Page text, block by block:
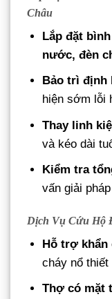
Châu
Lắp đặt
nước, đèn
Bảo trì định
hiện sớm lỗi
Thay linh
và kéo dài
Kiểm tra
vấn giải
Dịch Vụ Cứu Hộ
Hỗ trợ khẩn
cháy nổ thiết
Thợ có mặt